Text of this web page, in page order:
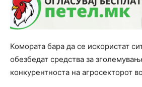
Комората бара да се искористат
обезбедат средства за
конкурентноста на агросекторот